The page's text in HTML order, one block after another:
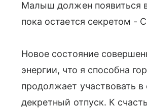
Малыш должен появиться
пока остается секретом -
Новое состояние
энергии, что я способна
продолжает участвовать
декретный отпуск. К